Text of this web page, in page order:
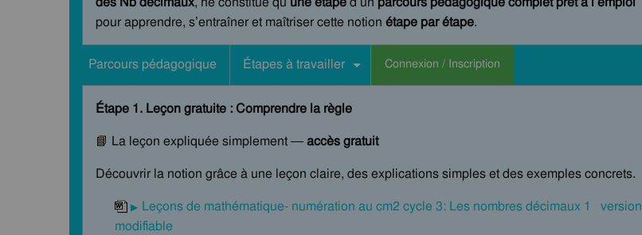
pour apprendre, s’entraîner et maîtriser cette notion étape par étape.
Parcours pédagogique Étapes à travailler Connexion / Inscription
Étape 1. Leçon gratuite : Comprendre la règle
📘 La leçon expliquée simplement —accès gratuit
Découvrir la notion grâce à une leçon claire, des explications simples et des exemples concrets.
Leçons de mathématique- numération au cm2 cycle 3: Les nombres décimaux 1 version
modifiable